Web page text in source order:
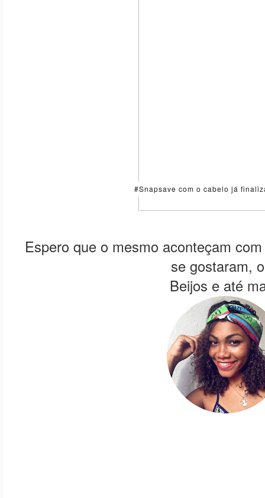
#Snapsave com o cabelo já
Espero que o mesmo aconteçam
se gostaram,
Beijos e até